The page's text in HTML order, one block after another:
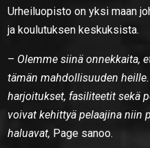
Urheiluopisto on yksi maan
ja koulutuksen keskuksista.
– Olemme siinä onnekkaita,
tämän mahdollisuuden
harjoitukset, fasiliteetit sekä
voivat kehittyä pelaajina niin
haluavat, Page sanoo.